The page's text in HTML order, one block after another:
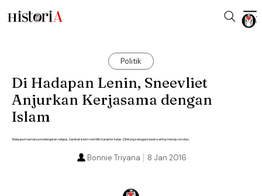
Politik
Di Hadapan Lenin, Sneevliet
Anjurkan Kerjasama dengan
Islam
Walaupun namanya kedengaran religius, Sarekat Islam memiliki karakter kelas. Dihitung sebagai kawan seiring menuju revolusi.
8 Jan 2016
Bonnie Triyana